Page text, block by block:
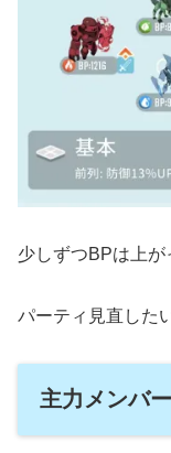
少しずつBPは上
パーティ見直した
主力メンバー